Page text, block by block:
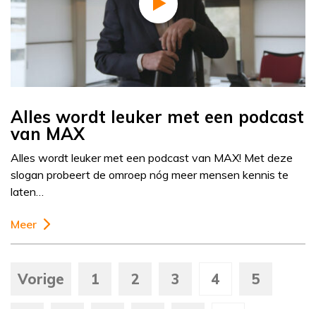
Alles wordt leuker met een podcast
van MAX
Alles wordt leuker met een podcast van MAX! Met deze
slogan probeert de omroep nóg meer mensen kennis te
laten…
Meer
Vorige 1 2 3 4 5